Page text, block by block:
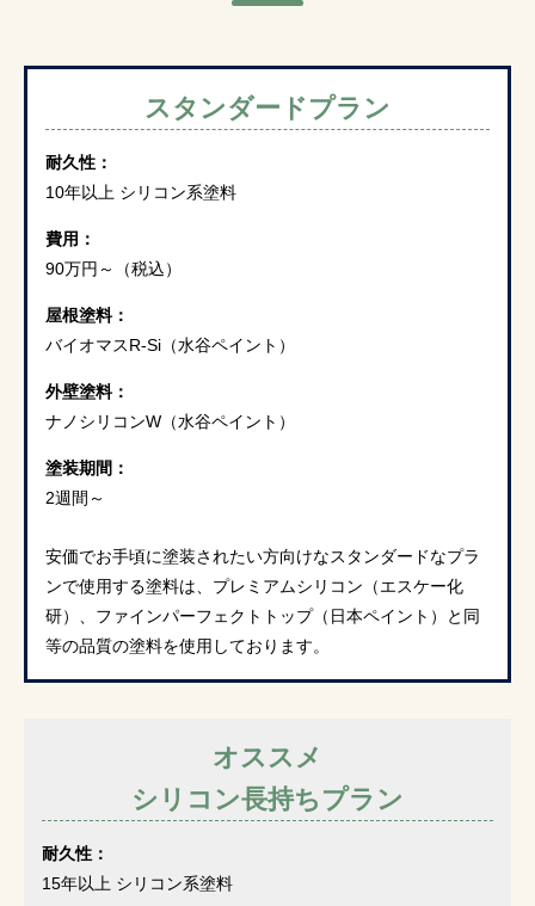
スタンダードプラン
耐久性：
10年以上 シリコン系塗料
費用：
90万円～
（税込）
屋根塗料：
バイオマスR-Si（水谷ペイント）
外壁塗料：
ナノシリコンW（水谷ペイント）
塗装期間：
2週間～
安価でお手頃に塗装されたい方向けなスタンダードなプラ
ンで使用する塗料は、プレミアムシリコン（エスケー化
研）、ファインパーフェクトトップ（日本ペイント）と同
等の品質の塗料を使用しております。
オススメ
シリコン長持ちプラン
耐久性：
15年以上 シリコン系塗料